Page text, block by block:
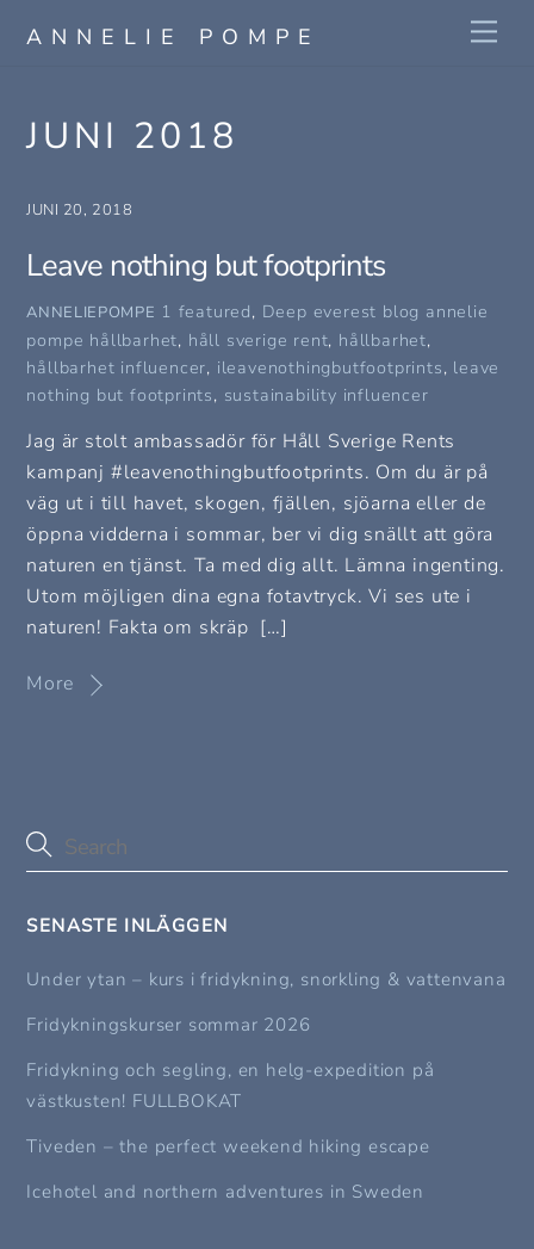
ANNELIE POMPE
JUNI 2018
JUNI 20, 2018
Leave nothing but footprints
ANNELIEPOMPE 1 featured, Deep everest blog annelie
pompe hållbarhet, håll sverige rent, hållbarhet,
hållbarhet influencer, ileavenothingbutfootprints, leave
nothing but footprints, sustainability influencer
Jag är stolt ambassadör för Håll Sverige Rents
kampanj #leavenothingbutfootprints. Om du är på
väg ut i till havet, skogen, fjällen, sjöarna eller de
öppna vidderna i sommar, ber vi dig snällt att göra
naturen en tjänst. Ta med dig allt. Lämna ingenting.
Utom möjligen dina egna fotavtryck. Vi ses ute i
naturen! Fakta om skräp […]
More
SENASTE INLÄGGEN
Under ytan – kurs i fridykning, snorkling & vattenvana
Fridykningskurser sommar 2026
Fridykning och segling, en helg-expedition på
västkusten! FULLBOKAT
Tiveden – the perfect weekend hiking escape
Icehotel and northern adventures in Sweden